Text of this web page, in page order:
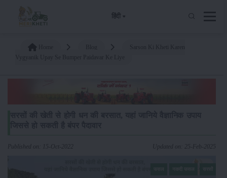
हिंदी
Published on: 15-Oct-2022 Updated on: 25-Feb-2025